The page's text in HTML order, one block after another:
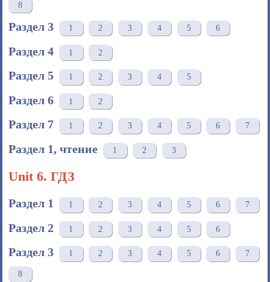
8
Раздел 3 1 2 3 4 5 6
Раздел 4 1 2
Раздел 5 1 2 3 4 5
Раздел 6 1 2
Раздел 7 1 2 3 4 5 6 7
Раздел 1, чтение 1 2 3
Unit 6. ГДЗ
Раздел 1 1 2 3 4 5 6 7
Раздел 2 1 2 3 4 5 6
Раздел 3 1 2 3 4 5 6 7
8